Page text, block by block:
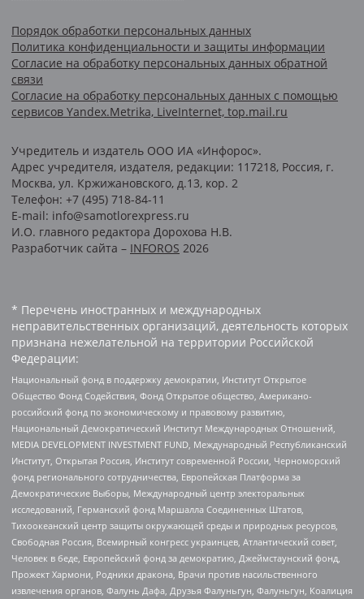
Порядок обработки персональных данных
Политика конфиденциальности и защиты информации
Согласие на обработку персональных данных обратной
связи
Согласие на обработку персональных данных с помощью
сервисов Yandex.Metrika, LiveInternet, top.mail.ru
Учредитель и издатель ООО ИА «Инфорос».
Адрес учредителя, издателя, редакции: 117218, Россия, г.
Москва, ул. Кржижановского, д.13, кор. 2
Телефон: +7 (495) 718-84-11
E-mail: info@samotlorexpress.ru
И.О. главного редактора Дорохова Н.В.
Разработчик сайта – INFOROS 2026
* Перечень иностранных и международных
неправительственных организаций, деятельность которых
признана нежелательной на территории Российской
Федерации:
Национальный фонд в поддержку демократии, Институт Открытое
Общество Фонд Содействия, Фонд Открытое общество, Американо-
российский фонд по экономическому и правовому развитию,
Национальный Демократический Институт Международных Отношений,
MEDIA DEVELOPMENT INVESTMENT FUND, Международный Республиканский
Институт, Открытая Россия, Институт современной России, Черноморский
фонд регионального сотрудничества, Европейская Платформа за
Демократические Выборы, Международный центр электоральных
исследований, Германский фонд Маршалла Соединенных Штатов,
Тихоокеанский центр защиты окружающей среды и природных ресурсов,
Свободная Россия, Всемирный конгресс украинцев, Атлантический совет,
Человек в беде, Европейский фонд за демократию, Джеймстаунский фонд,
Прожект Хармони, Родники дракона, Врачи против насильственного
извлечения органов, Фалунь Дафа, Друзья Фалуньгун, Фалуньгун, Коалиция